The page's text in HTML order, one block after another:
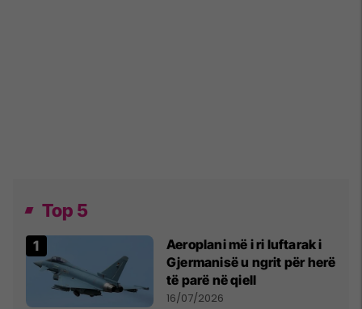
Top 5
Aeroplani më i ri luftarak i
Gjermanisë u ngrit për herë
të parë në qiell
16/07/2026